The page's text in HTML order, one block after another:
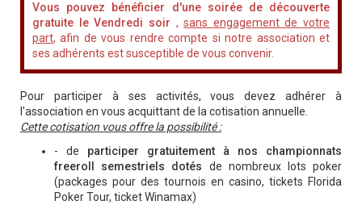
Vous pouvez bénéficier d'une soirée de découverte
gratuite le Vendredi soir ,sans engagement de votre
part, afin de vous rendre compte si notre association et
ses adhérents est susceptible de vous convenir.
Pour participer à ses activités, vous devez adhérer à
l'association en vous acquittant de la cotisation annuelle.
Cette cotisation vous offre la possibilité :
- de participer gratuitement à nos championnats
freeroll semestriels dotés de nombreux lots poker
(packages pour des tournois en casino, tickets Florida
Poker Tour, ticket Winamax)